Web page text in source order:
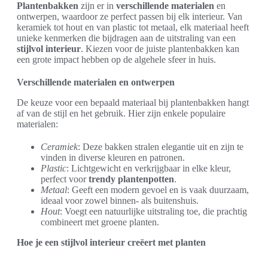
Plantenbakken zijn er in verschillende materialen en
ontwerpen, waardoor ze perfect passen bij elk interieur. Van
keramiek tot hout en van plastic tot metaal, elk materiaal heeft
unieke kenmerken die bijdragen aan de uitstraling van een
stijlvol interieur. Kiezen voor de juiste plantenbakken kan
een grote impact hebben op de algehele sfeer in huis.
Verschillende materialen en ontwerpen
De keuze voor een bepaald materiaal bij plantenbakken hangt
af van de stijl en het gebruik. Hier zijn enkele populaire
materialen:
Ceramiek: Deze bakken stralen elegantie uit en zijn te
vinden in diverse kleuren en patronen.
Plastic: Lichtgewicht en verkrijgbaar in elke kleur,
perfect voortrendy plantenpotten.
Metaal: Geeft een modern gevoel en is vaak duurzaam,
ideaal voor zowel binnen- als buitenshuis.
Hout: Voegt een natuurlijke uitstraling toe, die prachtig
combineert met groene planten.
Hoe je een stijlvol interieur creëert met planten